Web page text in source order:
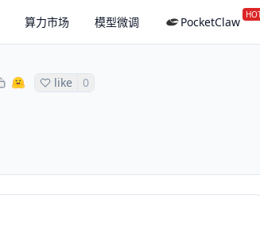
算力市场 模型微调 PocketClaw
like 0